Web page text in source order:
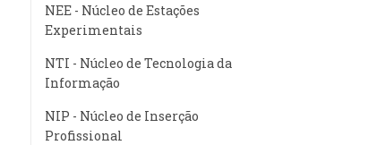
NEE - Núcleo de Estações
Experimentais
NTI - Núcleo de Tecnologia da
Informação
NIP - Núcleo de Inserção
Profissional